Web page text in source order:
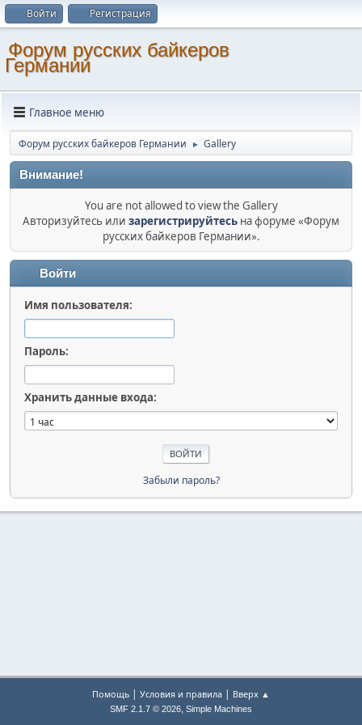
Войти Регистрация
Форум русских байкеров
Германии
Главное меню
Форум русских байкеров Германии ► Gallery
Внимание!
You are not allowed to view the Gallery
Авторизуйтесь или зарегистрируйтесь на форуме «Форум
русских байкеров Германии».
Войти
Имя пользователя:
Пароль:
Хранить данные входа:
Забыли пароль?
Помощь | Условия и правила | Вверх ▲
SMF 2.1.7 © 2026, Simple Machines